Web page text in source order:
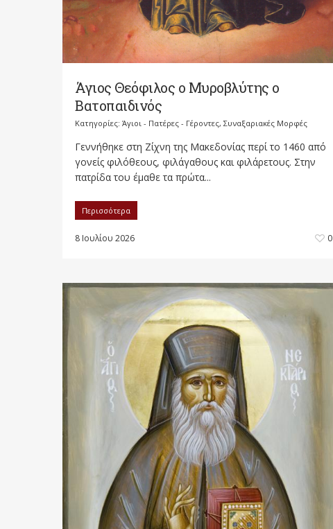
Άγιος Θεόφιλος ο Μυροβλύτης ο
Βατοπαιδινός
Κατηγορίες: Άγιοι - Πατέρες - Γέροντες, Συναξαριακές Μορφές
Γεννήθηκε στη Ζίχνη της Μακεδονίας περί το 1460 από
γονείς φιλόθεους, φιλάγαθους και φιλάρετους. Στην
πατρίδα του έμαθε τα πρώτα...
Περισσότερα
8 Ιουλίου 2026 0